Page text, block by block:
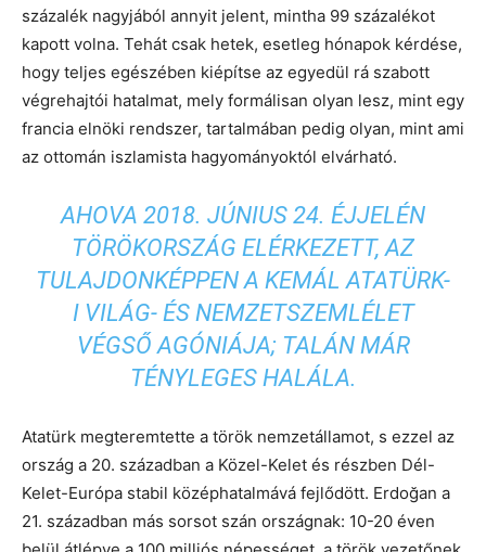
százalék nagyjából annyit jelent, mintha 99 százalékot
kapott volna. Tehát csak hetek, esetleg hónapok kérdése,
hogy teljes egészében kiépítse az egyedül rá szabott
végrehajtói hatalmat, mely formálisan olyan lesz, mint egy
francia elnöki rendszer, tartalmában pedig olyan, mint ami
az ottomán iszlamista hagyományoktól elvárható.
AHOVA 2018. JÚNIUS 24. ÉJJELÉN
TÖRÖKORSZÁG ELÉRKEZETT, AZ
TULAJDONKÉPPEN A KEMÁL ATATÜRK-
I VILÁG- ÉS NEMZETSZEMLÉLET
VÉGSŐ AGÓNIÁJA; TALÁN MÁR
TÉNYLEGES HALÁLA.
Atatürk megteremtette a török nemzetállamot, s ezzel az
ország a 20. században a Közel-Kelet és részben Dél-
Kelet-Európa stabil középhatalmává fejlődött. Erdoğan a
21. században más sorsot szán országnak: 10-20 éven